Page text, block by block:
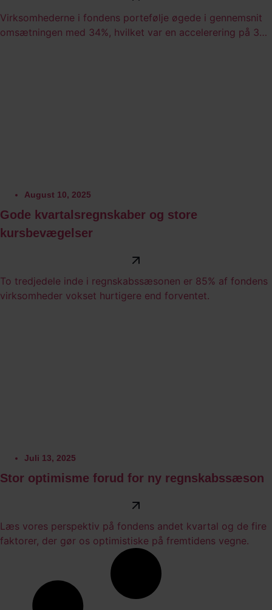
Virksomhederne i fondens portefølje øgede i gennemsnit
omsætningen med 34%, hvilket var en accelerering på 3%
August 10, 2025
Gode kvartalsregnskaber og store
kursbevægelser
To tredjedele inde i regnskabssæsonen er 85% af fondens
virksomheder vokset hurtigere end forventet.
Juli 13, 2025
Stor optimisme forud for ny regnskabssæson
Læs vores perspektiv på fondens andet kvartal og de fire
faktorer, der gør os optimistiske på fremtidens vegne.